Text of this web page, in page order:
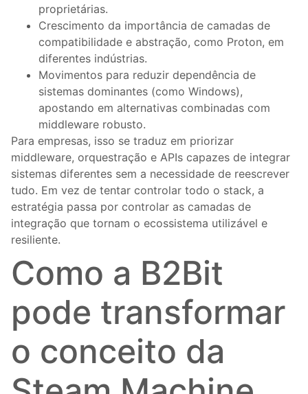
proprietárias.
Crescimento da importância de camadas de
compatibilidade e abstração, como Proton, em
diferentes indústrias.
Movimentos para reduzir dependência de
sistemas dominantes (como Windows),
apostando em alternativas combinadas com
middleware robusto.
Para empresas, isso se traduz em priorizar
middleware, orquestração e APIs capazes de integrar
sistemas diferentes sem a necessidade de reescrever
tudo. Em vez de tentar controlar todo o stack, a
estratégia passa por controlar as camadas de
integração que tornam o ecossistema utilizável e
resiliente.
Como a B2Bit
pode transformar
o conceito da